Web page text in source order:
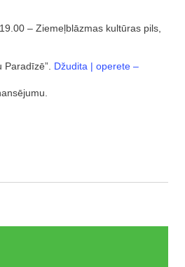
– Ziemeļblāzmas kultūras pils,
Paradīzē”. Džudita | operete –